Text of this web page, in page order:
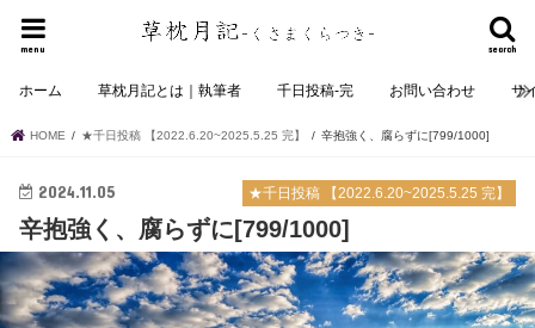
search
menu
ホーム 草枕月記とは｜執筆者 千日投稿-完 お問い合わせ サ
HOME ★千日投稿 【2022.6.20~2025.5.25 完】 辛抱強く、腐らずに[799/1000]
★千日投稿 【2022.6.20~2025.5.25 完】
2024.11.05
辛抱強く、腐らずに[799/1000]